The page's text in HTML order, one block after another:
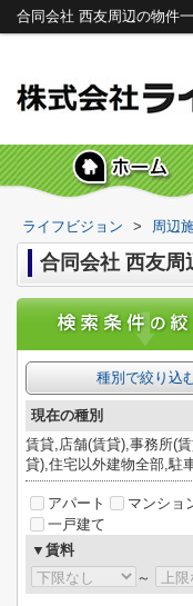
合同会社 西友周辺の物件
ライフビジョン > 周辺
合同会社 西友周
種別で絞り込
現在の種別
賃貸,店舗(賃貸),事務所(
貸),住宅以外建物全部,駐
アパート
マンショ
一戸建て
▼賃料
～